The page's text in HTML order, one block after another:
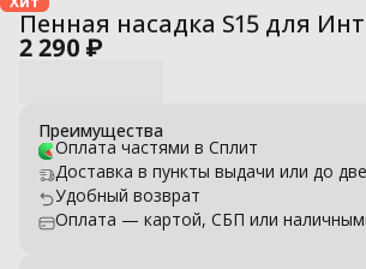
Главная
Пенная насадка S15 для
2 290 ₽
Преимущества
Оплата частями в Сплит
Доставка в пункты выдачи или до
Удобный возврат
Оплата — картой, СБП или